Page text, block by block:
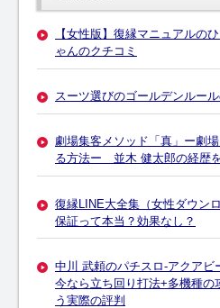
【女性版】復縁マニュアルの
ゃんのクチコミ
スーツ選びのゴールデンルー
劇場集客メソッド「真」ー劇
る方法ー 並木 健太郎の経歴
復縁LINE大全集（女性ダウン
保証って本当？効果なし？
中川 武頼のパチスロ-アクアビ
今なら立ち回り打法+多機種
う実際の評判